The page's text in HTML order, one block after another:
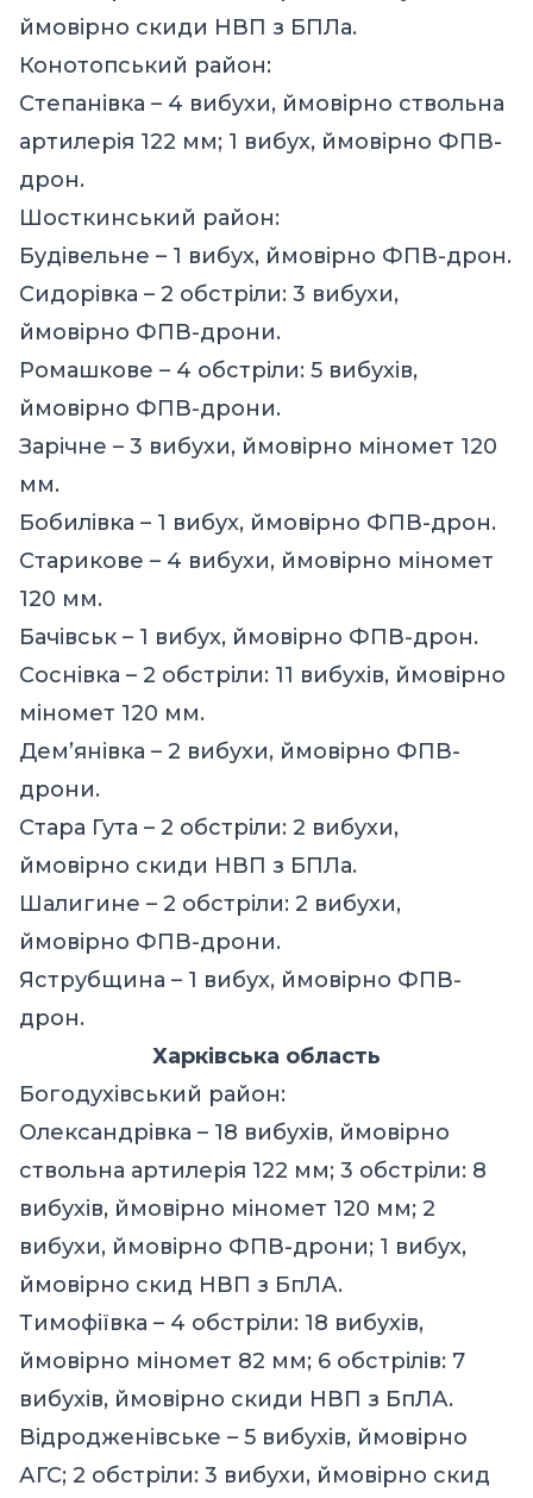
ймовірно скиди НВП з БПЛа.
Конотопський район:
Степанівка – 4 вибухи, ймовірно ствольна
артилерія 122 мм; 1 вибух, ймовірно ФПВ-
дрон.
Шосткинський район:
Будівельне – 1 вибух, ймовірно ФПВ-дрон.
Сидорівка – 2 обстріли: 3 вибухи,
ймовірно ФПВ-дрони.
Ромашкове – 4 обстріли: 5 вибухів,
ймовірно ФПВ-дрони.
Зарічне – 3 вибухи, ймовірно міномет 120
мм.
Бобилівка – 1 вибух, ймовірно ФПВ-дрон.
Старикове – 4 вибухи, ймовірно міномет
120 мм.
Бачівськ – 1 вибух, ймовірно ФПВ-дрон.
Соснівка – 2 обстріли: 11 вибухів, ймовірно
міномет 120 мм.
Дем’янівка – 2 вибухи, ймовірно ФПВ-
дрони.
Стара Гута – 2 обстріли: 2 вибухи,
ймовірно скиди НВП з БПЛа.
Шалигине – 2 обстріли: 2 вибухи,
ймовірно ФПВ-дрони.
Яструбщина – 1 вибух, ймовірно ФПВ-
дрон.
Харківська область
Богодухівський район:
Олександрівка – 18 вибухів, ймовірно
ствольна артилерія 122 мм; 3 обстріли: 8
вибухів, ймовірно міномет 120 мм; 2
вибухи, ймовірно ФПВ-дрони; 1 вибух,
ймовірно скид НВП з БпЛА.
Тимофіївка – 4 обстріли: 18 вибухів,
ймовірно міномет 82 мм; 6 обстрілів: 7
вибухів, ймовірно скиди НВП з БпЛА.
Відродженівське – 5 вибухів, ймовірно
АГС; 2 обстріли: 3 вибухи, ймовірно скид